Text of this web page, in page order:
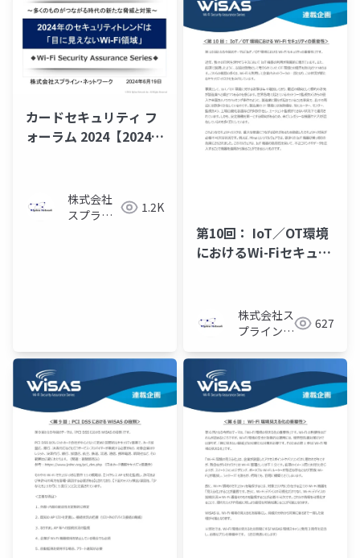
カードセキュリティ フ
ォーラム 2024【2024年
Wi-Fi領域」】
株式会社
スプライ
1.2K
第10回： IoT／OT環境
におけるWi-Fiセキュリ
株式会社ス
プライン・
ク
627